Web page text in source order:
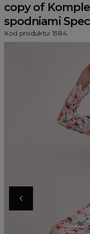
copy of
spodniami
Kod produktu: 1584